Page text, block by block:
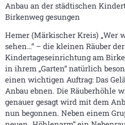
Anbau an der städtischen
Birkenweg gesungen
Hemer (Märkischer Kreis) „Wer
sehen…“ – die kleinen Räuber
Kindertageseinrichtung am
in ihrem „Garten“ natürlich
einen wichtigen Auftrag: Das
Anbau ebnen. Die Räuberhöhle
genauer gesagt wird mit dem
nun begonnen. Neben einem